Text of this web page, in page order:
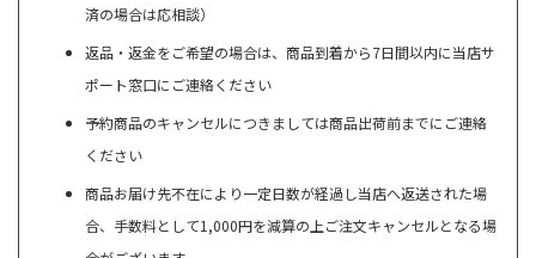
済の場合は応相談）
返品・返金をご希望の場合は、商品到着から7日間以内に当店サ
ポート窓口にご連絡ください
予約商品のキャンセルにつきましては商品出荷前までにご連絡
ください
商品お届け先不在により一定日数が経過し当店へ返送された場
合、手数料として1,000円を減算の上ご注文キャンセルとなる場